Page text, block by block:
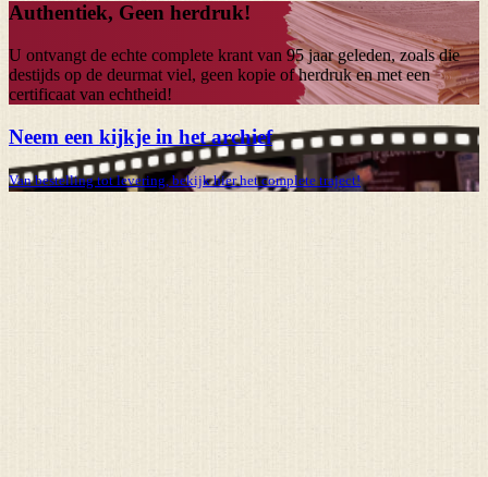
Authentiek, Geen herdruk!
U ontvangt de echte complete krant van 95 jaargeleden, zoals die
destijds op de deurmat viel, geen kopie of herdruk en met een
certificaat van echtheid!
Neem een kijkje in het archief
Van bestelling tot levering, bekijk hier het complete traject!